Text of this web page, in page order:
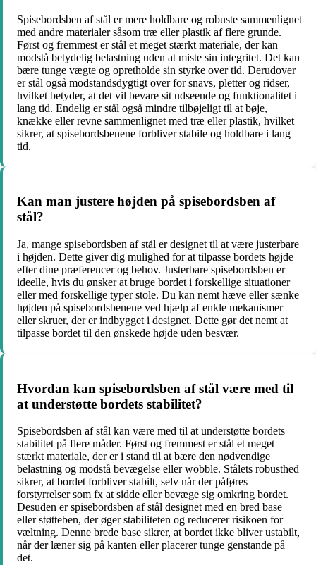
Spisebordsben af stål er mere holdbare og robuste sammenlignet
med andre materialer såsom træ eller plastik af flere grunde.
Først og fremmest er stål et meget stærkt materiale, der kan
modstå betydelig belastning uden at miste sin integritet. Det kan
bære tunge vægte og opretholde sin styrke over tid. Derudover
er stål også modstandsdygtigt over for snavs, pletter og ridser,
hvilket betyder, at det vil bevare sit udseende og funktionalitet i
lang tid. Endelig er stål også mindre tilbøjeligt til at bøje,
knække eller revne sammenlignet med træ eller plastik, hvilket
sikrer, at spisebordsbenene forbliver stabile og holdbare i lang
tid.
Kan man justere højden på spisebordsben af
stål?
Ja, mange spisebordsben af stål er designet til at være justerbare
i højden. Dette giver dig mulighed for at tilpasse bordets højde
efter dine præferencer og behov. Justerbare spisebordsben er
ideelle, hvis du ønsker at bruge bordet i forskellige situationer
eller med forskellige typer stole. Du kan nemt hæve eller sænke
højden på spisebordsbenene ved hjælp af enkle mekanismer
eller skruer, der er indbygget i designet. Dette gør det nemt at
tilpasse bordet til den ønskede højde uden besvær.
Hvordan kan spisebordsben af stål være med til
at understøtte bordets stabilitet?
Spisebordsben af stål kan være med til at understøtte bordets
stabilitet på flere måder. Først og fremmest er stål et meget
stærkt materiale, der er i stand til at bære den nødvendige
belastning og modstå bevægelse eller wobble. Stålets robusthed
sikrer, at bordet forbliver stabilt, selv når der påføres
forstyrrelser som fx at sidde eller bevæge sig omkring bordet.
Desuden er spisebordsben af stål designet med en bred base
eller støtteben, der øger stabiliteten og reducerer risikoen for
væltning. Denne brede base sikrer, at bordet ikke bliver ustabilt,
når der læner sig på kanten eller placerer tunge genstande på
det.